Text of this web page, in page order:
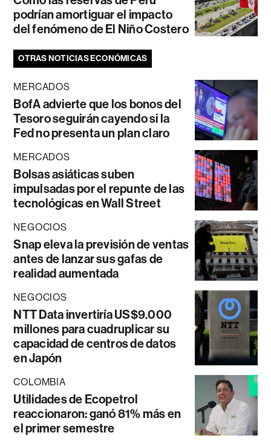
podrían amortiguar el impacto
del fenómeno de El Niño Costero
OTRAS NOTICIAS ECONÓMICAS
MERCADOS
BofA advierte que los bonos del
Tesoro seguirán cayendo si la
Fed no presenta un plan claro
MERCADOS
Bolsas asiáticas suben
impulsadas por el repunte de las
tecnológicas en Wall Street
NEGOCIOS
Snap eleva la previsión de ventas
antes de lanzar sus gafas de
realidad aumentada
NEGOCIOS
NTT Data invertiría US$9.000
millones para cuadruplicar su
capacidad de centros de datos
en Japón
COLOMBIA
Utilidades de Ecopetrol
reaccionaron: ganó 81% más en
el primer semestre